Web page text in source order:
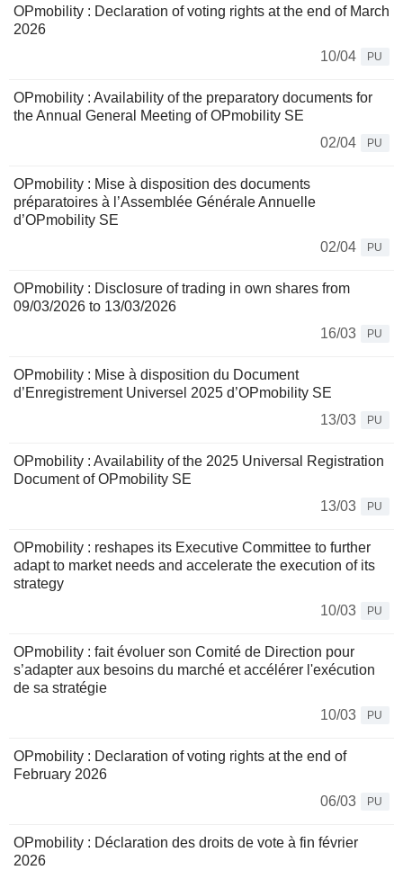
OPmobility : Declaration of voting rights at the end of March
2026
10/04
PU
OPmobility : Availability of the preparatory documents for
the Annual General Meeting of OPmobility SE
02/04
PU
OPmobility : Mise à disposition des documents
préparatoires à l’Assemblée Générale Annuelle
d’OPmobility SE
02/04
PU
OPmobility : Disclosure of trading in own shares from
09/03/2026 to 13/03/2026
16/03
PU
OPmobility : Mise à disposition du Document
d’Enregistrement Universel 2025 d’OPmobility SE
13/03
PU
OPmobility : Availability of the 2025 Universal Registration
Document of OPmobility SE
13/03
PU
OPmobility : reshapes its Executive Committee to further
adapt to market needs and accelerate the execution of its
strategy
10/03
PU
OPmobility : fait évoluer son Comité de Direction pour
s’adapter aux besoins du marché et accélérer l'exécution
de sa stratégie
10/03
PU
OPmobility : Declaration of voting rights at the end of
February 2026
06/03
PU
OPmobility : Déclaration des droits de vote à fin février
2026